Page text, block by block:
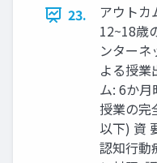
23.
アウトカ
12~18歳
ンターネ
よる授業
ム: 6か
授業の完
以下) 資
認知⾏動